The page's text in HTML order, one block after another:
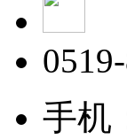
手机